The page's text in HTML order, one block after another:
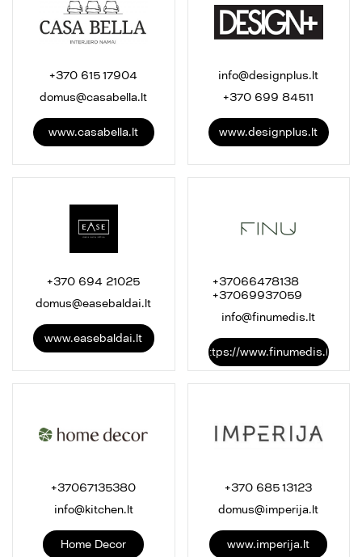
+370 615 17904
domus@casabella.lt
www.casabella.lt
info@designplus.lt
+370 699 84511
www.designplus.lt
+370 694 21025
domus@easebaldai.lt
www.easebaldai.lt
+37066478138
+37069937059
info@finumedis.lt
https://www.finumedis.lt/
+37067135380
info@kitchen.lt
Home Decor
+370 685 13123
domus@imperija.lt
www.imperija.lt